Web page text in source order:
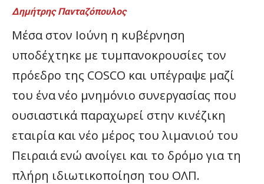
Δημήτρης Πανταζόπουλος
Μέσα στον Ιούνη η κυβέρνηση
υποδέχτηκε με τυμπανοκρουσίες τον
πρόεδρο της COSCO και υπέγραψε μαζί
του ένα νέο μνημόνιο συνεργασίας που
ουσιαστικά παραχωρεί στην κινέζικη
εταιρία και νέο μέρος του λιμανιού του
Πειραιά ενώ ανοίγει και το δρόμο για τη
πλήρη ιδιωτικοποίηση του ΟΛΠ.